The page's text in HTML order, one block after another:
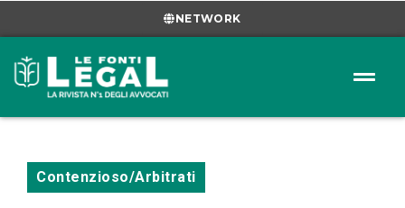
NETWORK
Contenzioso/Arbitrati